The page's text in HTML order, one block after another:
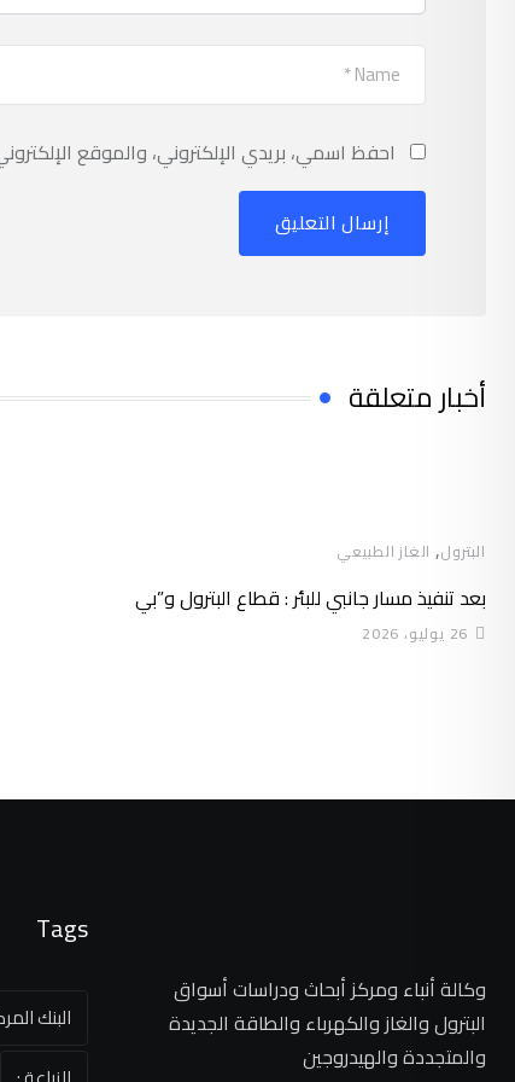
احفظ اسمي، بريدي الإلكتروني، والموقع
أخبار متعلقة
البترول, الغاز الطبيعي
بعد تنفيذ مسار جانبي للبئر : قطاع البترول و”بي
26 يوليو، 2026
وكالة أنباء ومركز أبحاث ودراسات أسواق
البترول والغاز والكهرباء والطاقة الجديدة
والمتجددة والهيدروجين
Tags
البنك